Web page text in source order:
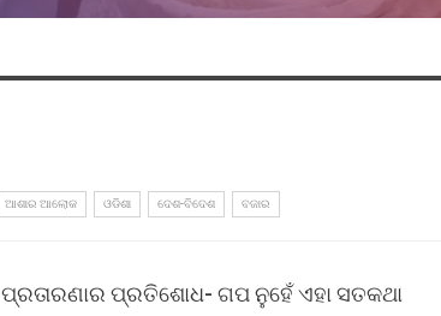
ଆଶାର ଆଲୋକ ଓଡିଶା ଦେଶ-ବିଦେଶ ବଜାର
ପ୍ରତାରଣାର ପ୍ରତିଶୋଧ- ଗପ ନୁହେଁ ଏହା ସତକଥା